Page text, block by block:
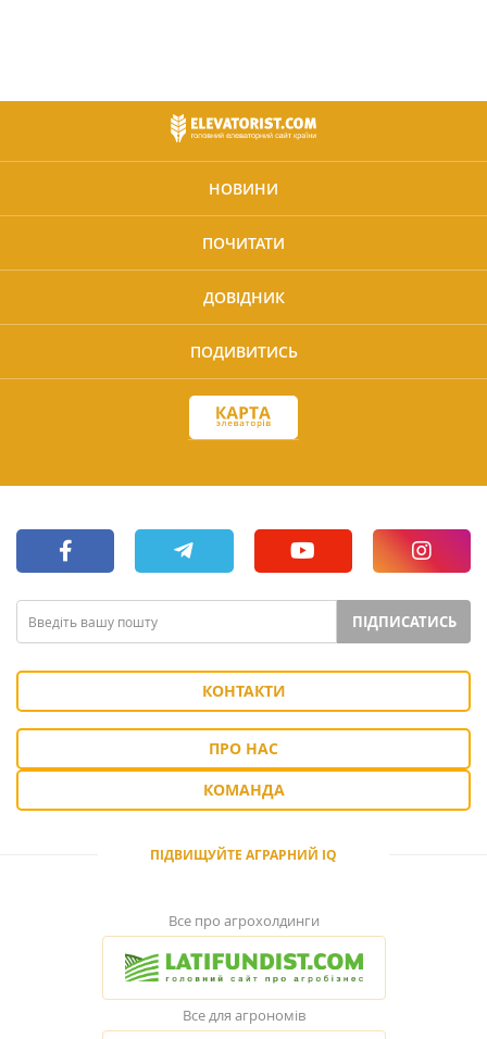
НОВИНИ
ПОЧИТАТИ
ДОВІДНИК
ПОДИВИТИСЬ
ПІДПИСАТИСЬ
КОНТАКТИ
ПРО НАС
КОМАНДА
ПІДВИЩУЙТЕ АГРАРНИЙ IQ
Все про агрохолдинги
Все для агрономів